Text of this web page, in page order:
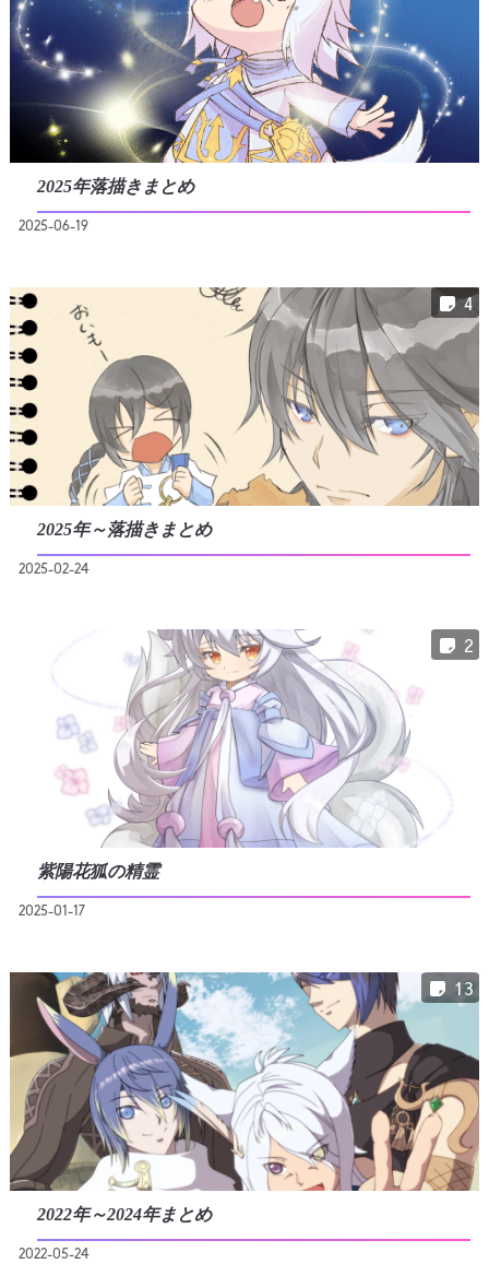
2025年落描きまとめ
2025-06-19
4
2025年～落描きまとめ
2025-02-24
2
紫陽花狐の精霊
2025-01-17
13
2022年～2024年まとめ
2022-05-24